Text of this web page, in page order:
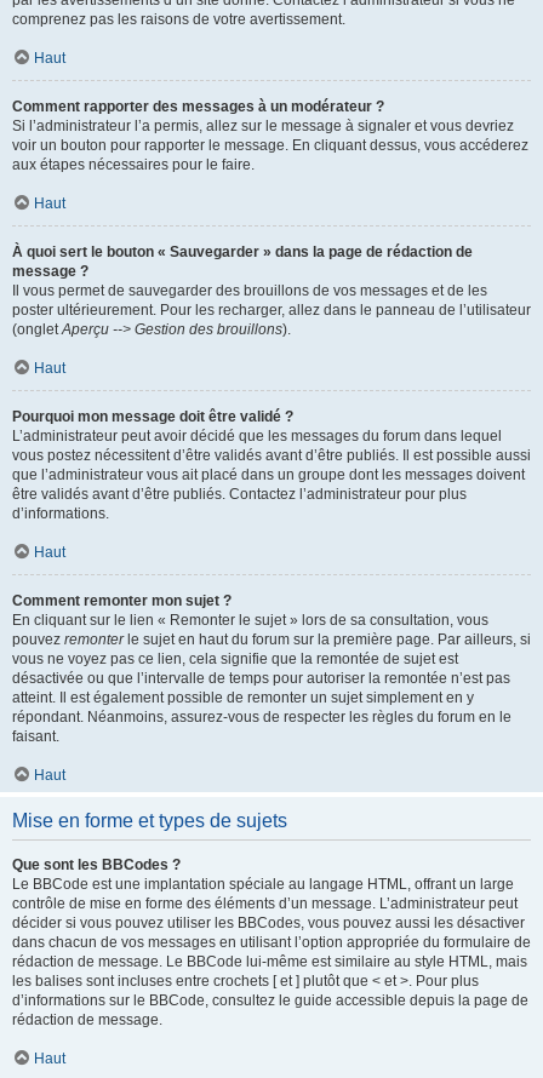
comprenez pas les raisons de votre avertissement.
Haut
Comment rapporter des messages à un modérateur ?
Si l’administrateur l’a permis, allez sur le message à signaler et vous devriez
voir un bouton pour rapporter le message. En cliquant dessus, vous accéderez
aux étapes nécessaires pour le faire.
Haut
À quoi sert le bouton « Sauvegarder » dans la page de rédaction de
message ?
Il vous permet de sauvegarder des brouillons de vos messages et de les
poster ultérieurement. Pour les recharger, allez dans le panneau de l’utilisateur
(ongletAperçu --> Gestion des brouillons).
Haut
Pourquoi mon message doit être validé ?
L’administrateur peut avoir décidé que les messages du forum dans lequel
vous postez nécessitent d’être validés avant d’être publiés. Il est possible aussi
que l’administrateur vous ait placé dans un groupe dont les messages doivent
être validés avant d’être publiés. Contactez l’administrateur pour plus
d’informations.
Haut
Comment remonter mon sujet ?
En cliquant sur le lien « Remonter le sujet » lors de sa consultation, vous
pouvez remonterle sujet en haut du forum sur la première page. Par ailleurs, si
vous ne voyez pas ce lien, cela signifie que la remontée de sujet est
désactivée ou que l’intervalle de temps pour autoriser la remontée n’est pas
atteint. Il est également possible de remonter un sujet simplement en y
répondant. Néanmoins, assurez-vous de respecter les règles du forum en le
faisant.
Haut
Mise en forme et types de sujets
Que sont les BBCodes ?
Le BBCode est une implantation spéciale au langage HTML, offrant un large
contrôle de mise en forme des éléments d’un message. L’administrateur peut
décider si vous pouvez utiliser les BBCodes, vous pouvez aussi les désactiver
dans chacun de vos messages en utilisant l’option appropriée du formulaire de
rédaction de message. Le BBCode lui-même est similaire au style HTML, mais
les balises sont incluses entre crochets [ et ] plutôt que < et >. Pour plus
d’informations sur le BBCode, consultez le guide accessible depuis la page de
rédaction de message.
Haut